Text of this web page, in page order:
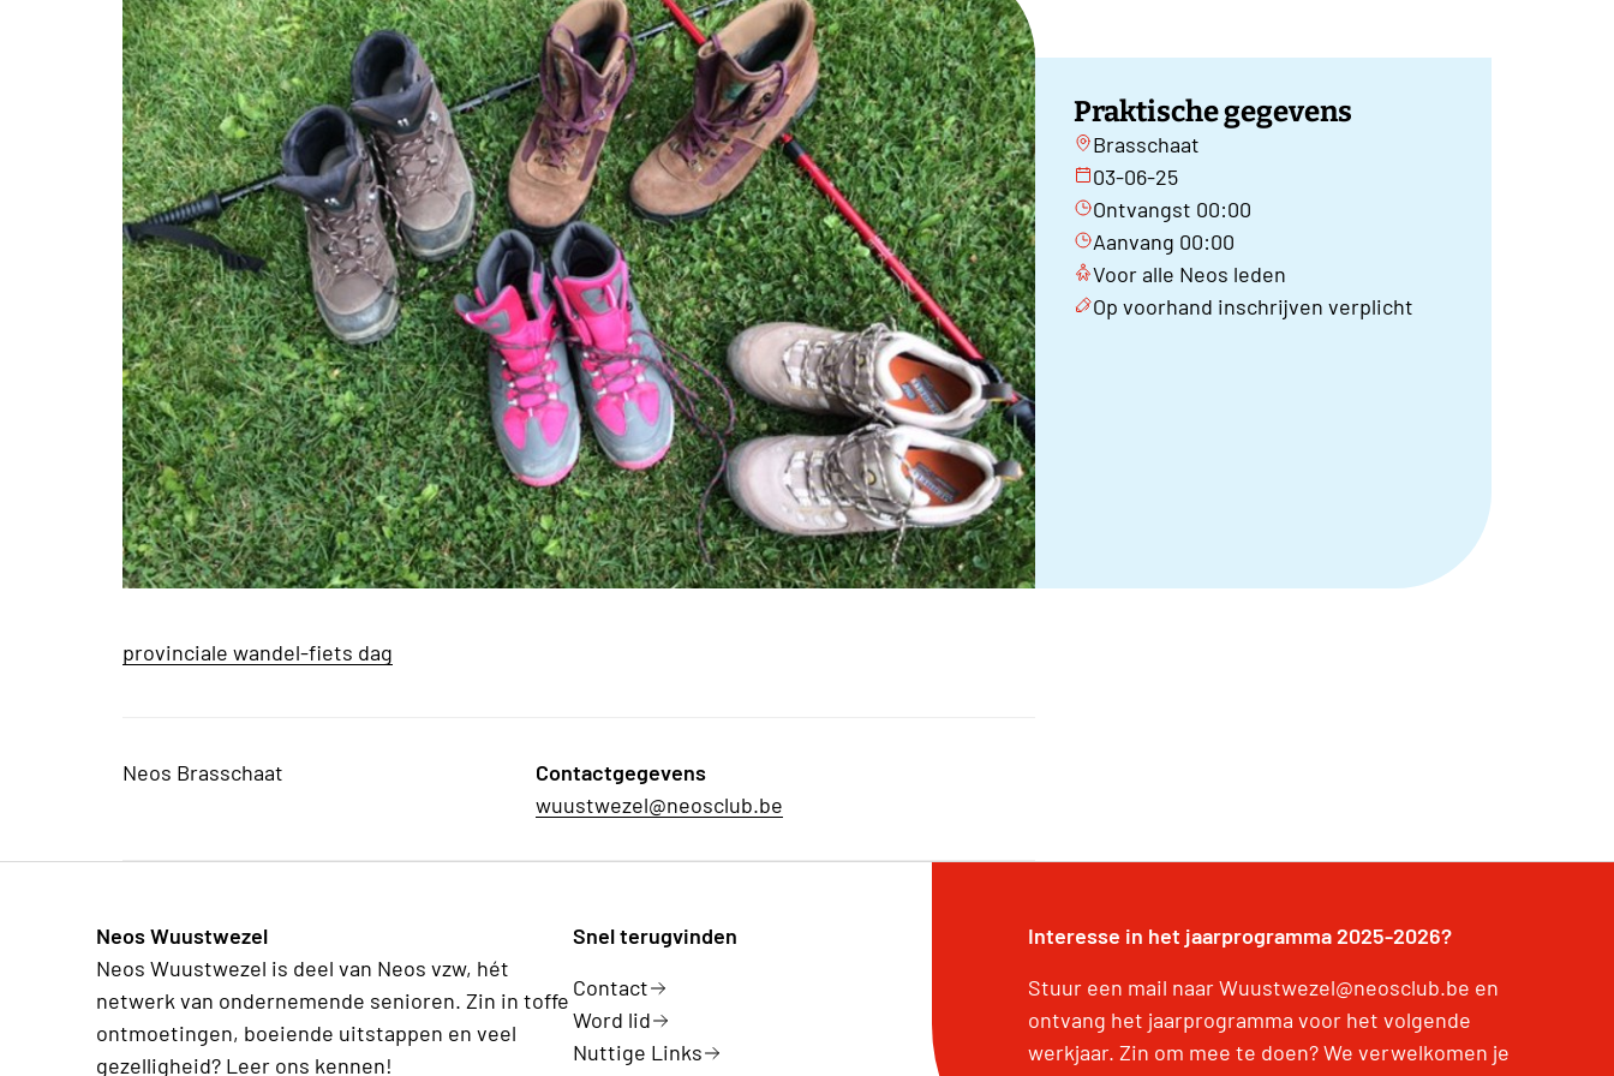
Praktische gegevens
Brasschaat
03-06-25
Ontvangst 00:00
Aanvang 00:00
Voor alle Neos leden
Op voorhand inschrijven verplicht
provinciale wandel-fiets dag
Neos Brasschaat
Contactgegevens
wuustwezel@neosclub.be
Neos Wuustwezel
Neos Wuustwezel is deel van Neos vzw, hét
netwerk van ondernemende senioren. Zin in toffe
ontmoetingen, boeiende uitstappen en veel
gezelligheid? Leer ons kennen!
Snel terugvinden
Contact
Word lid
Nuttige Links
Interesse in het jaarprogramma 2025-2026?
Stuur een mail naar Wuustwezel@neosclub.be en
ontvang het jaarprogramma voor het volgende
werkjaar. Zin om mee te doen? We verwelkomen je